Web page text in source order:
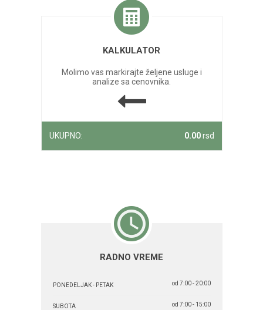
KALKULATOR
Molimo vas markirajte željene usluge i
analize sa cenovnika.
UKUPNO: 0.00rsd
RADNO VREME
PONEDELJAK - PETAK od 7:00 - 20:00
SUBOTA od 7:00 - 15:00